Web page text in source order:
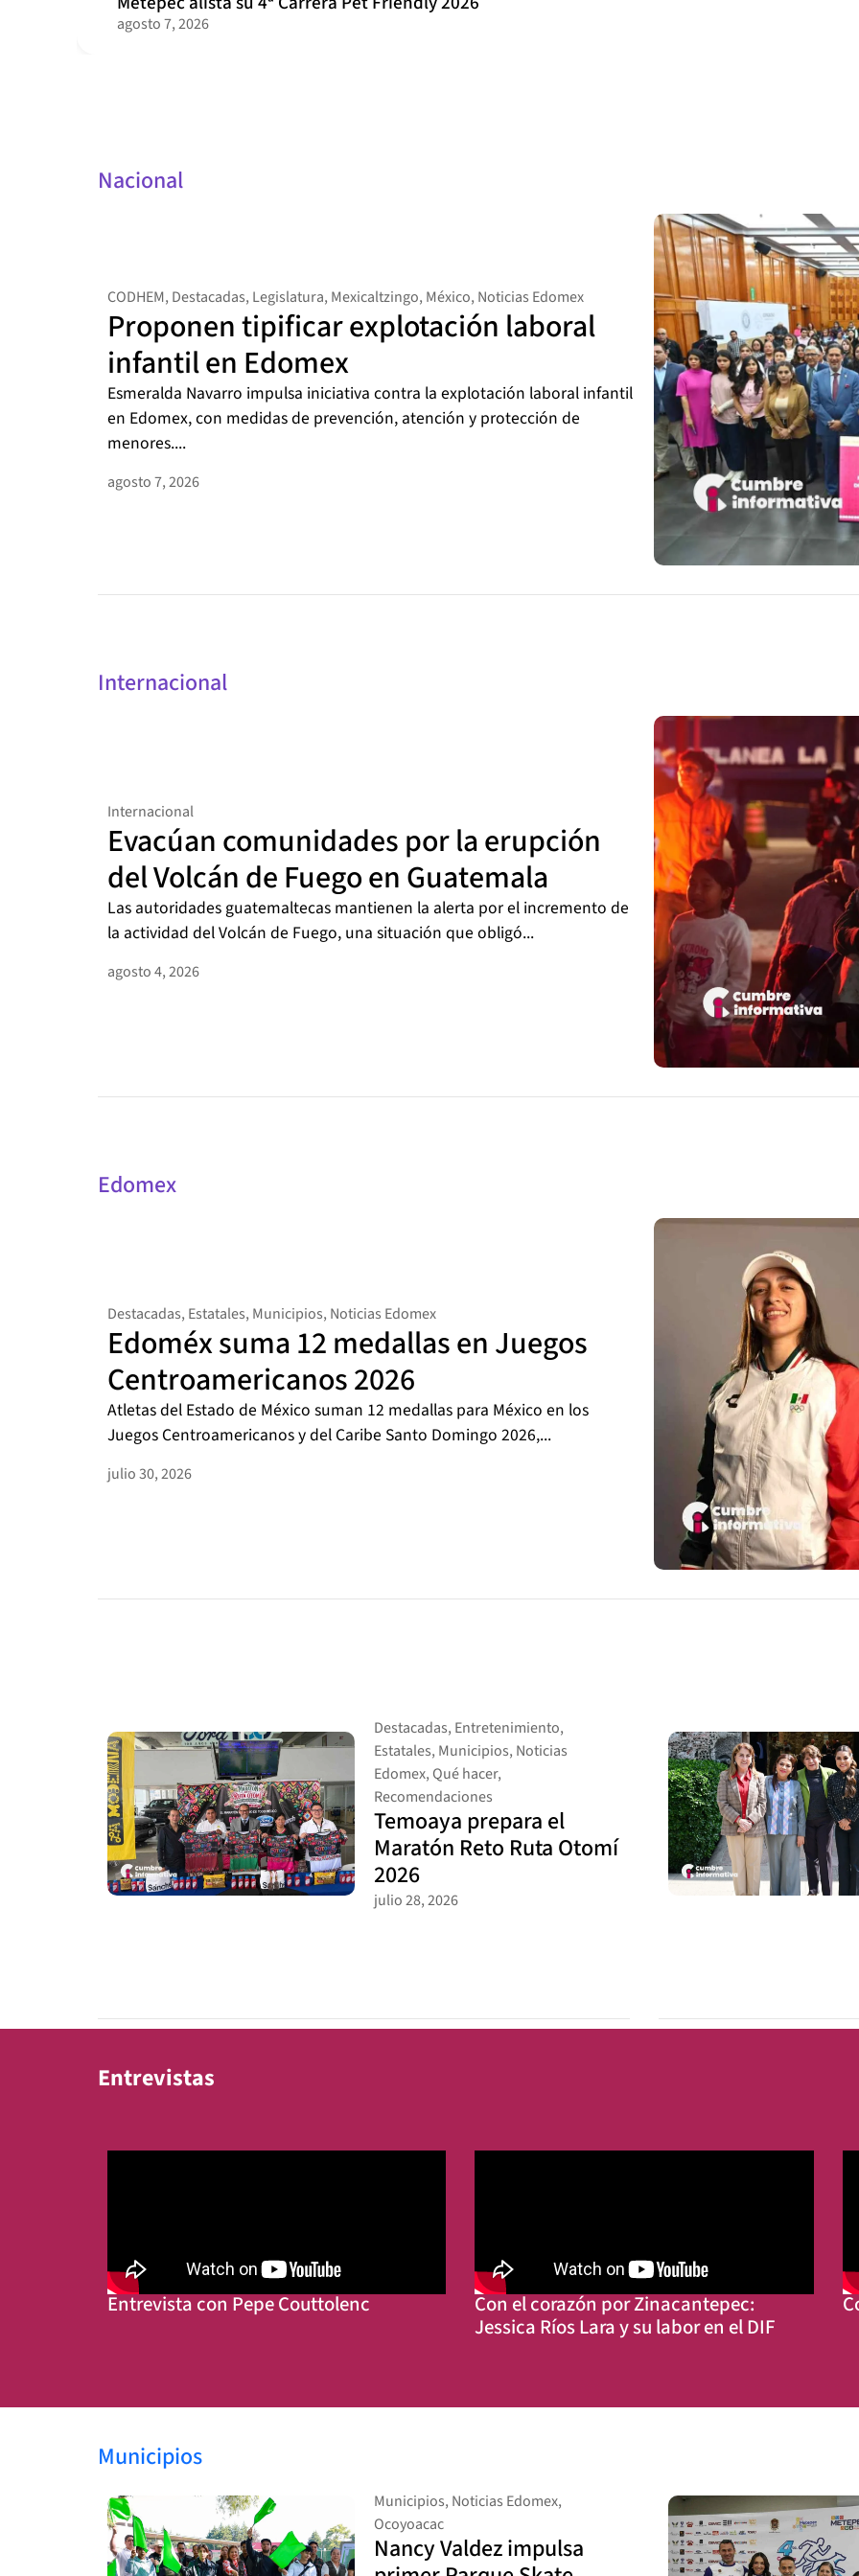
agosto 7, 2026
Nacional
CODHEM, Destacadas, Legislatura, Mexicaltzingo, México, Noticias Edomex
Proponen tipificar explotación laboral
infantil en Edomex
Esmeralda Navarro impulsa iniciativa contra la explotación laboral infantil
en Edomex, con medidas de prevención, atención y protección de
menores....
agosto 7, 2026
Internacional
Internacional
Evacúan comunidades por la erupción
del Volcán de Fuego en Guatemala
Las autoridades guatemaltecas mantienen la alerta por el incremento de
la actividad del Volcán de Fuego, una situación que obligó...
agosto 4, 2026
Edomex
Destacadas, Estatales, Municipios, Noticias Edomex
Edoméx suma 12 medallas en Juegos
Centroamericanos 2026
Atletas del Estado de México suman 12 medallas para México en los
Juegos Centroamericanos y del Caribe Santo Domingo 2026,...
julio 30, 2026
Destacadas, Entretenimiento,
Estatales, Municipios, Noticias
Edomex, Qué hacer,
Recomendaciones
Temoaya prepara el
Maratón Reto Ruta Otomí
2026
julio 28, 2026
Entrevistas
Entrevista con Pepe Couttolenc
Con el corazón por Zinacantepec:
Jessica Ríos Lara y su labor en el DIF
Municipios
Municipios, Noticias Edomex,
Ocoyoacac
Nancy Valdez impulsa